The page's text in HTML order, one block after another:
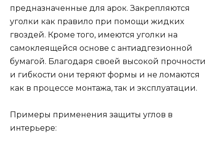
предназначенные для арок. Закрепляются
уголки как правило при помощи жидких
гвоздей. Кроме того, имеются уголки на
самоклеящейся основе с антиадгезионной
бумагой. Благодаря своей высокой прочности
и гибкости они теряют формы и не ломаются
как в процессе монтажа, так и эксплуатации.
Примеры применения защиты углов в
интерьере: